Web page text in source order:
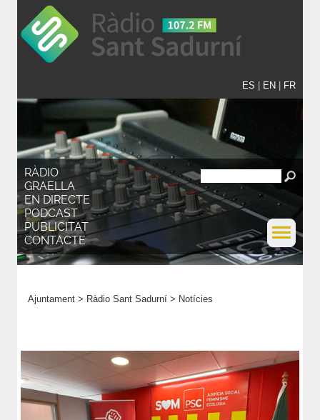
ES EN FR
RÀDIO
GRAELLA
EN DIRECTE
PODCAST
PUBLICITAT
CONTACTE
Ajuntament > Ràdio Sant Sadurní > Notícies